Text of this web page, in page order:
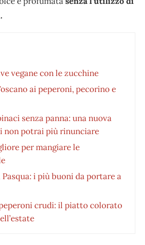
vegane con le zucchine
ai peperoni, pecorino e
senza panna: una nuova
non potrai più rinunciare
per mangiare le
i più buoni da portare a
crudi: il piatto colorato